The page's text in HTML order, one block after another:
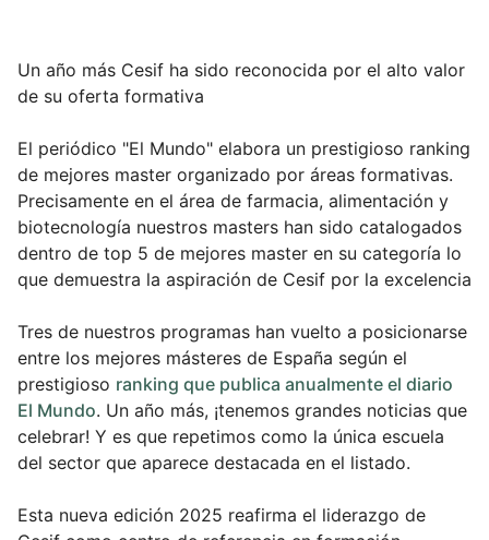
Solicitar información
Un año más Cesif ha sido reconocida por el alto valor
de su oferta formativa
El periódico "El Mundo" elabora un prestigioso ranking
de mejores master organizado por áreas formativas.
Precisamente en el área de farmacia, alimentación y
biotecnología nuestros masters han sido catalogados
dentro de top 5 de mejores master en su categoría lo
que demuestra la aspiración de Cesif por la excelencia
Tres de nuestros programas han vuelto a posicionarse
entre los mejores másteres de España según el
prestigioso ranking que publica anualmente el diario
El Mundo. Un año más, ¡tenemos grandes noticias que
celebrar! Y es que repetimos como la única escuela
del sector que aparece destacada en el listado.
Esta nueva edición 2025 reafirma el liderazgo de